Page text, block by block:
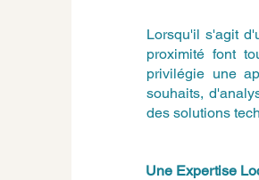
Lorsqu'il s'agit
proximité font
privilégie une
souhaits,
des solutions
Une Expertise